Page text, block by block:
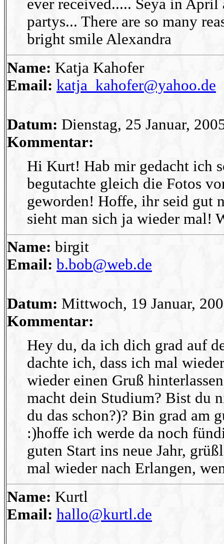
ever received..... Seya in April
partys... There are so many
bright smile Alexandra
Name: Katja Kahofer
Email: katja_kahofer@yahoo.de
Datum: Dienstag, 25 Januar,
Kommentar:
Hi Kurt! Hab mir gedacht ich
begutachte gleich die Fotos
geworden! Hoffe, ihr seid gut
sieht man sich ja wieder mal!
Name: birgit
Email: b.bob@web.de
Datum: Mittwoch, 19 Januar,
Kommentar:
Hey du, da ich dich grad auf
dachte ich, dass ich mal
wieder einen Gruß
macht dein Studium? Bist du
du das schon?)? Bin grad am
:)hoffe ich werde da noch
guten Start ins neue Jahr,
mal wieder nach Erlangen,
Name: Kurtl
Email: hallo@kurtl.de